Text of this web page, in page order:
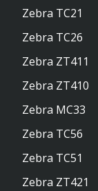
Zebra TC21
Zebra TC26
Zebra ZT411
Zebra ZT410
Zebra MC33
Zebra TC56
Zebra TC51
Zebra ZT421